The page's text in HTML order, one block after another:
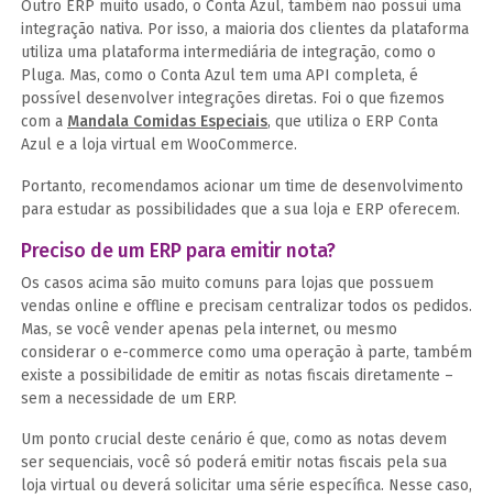
Outro ERP muito usado, o Conta Azul, também não possui uma
integração nativa. Por isso, a maioria dos clientes da plataforma
utiliza uma plataforma intermediária de integração, como o
Pluga. Mas, como o Conta Azul tem uma API completa, é
possível desenvolver integrações diretas. Foi o que fizemos
com a Mandala Comidas Especiais, que utiliza o ERP Conta
Azul e a loja virtual em WooCommerce.
Portanto, recomendamos acionar um time de desenvolvimento
para estudar as possibilidades que a sua loja e ERP oferecem.
Preciso de um ERP para emitir nota?
Os casos acima são muito comuns para lojas que possuem
vendas online e offline e precisam centralizar todos os pedidos.
Mas, se você vender apenas pela internet, ou mesmo
considerar o e-commerce como uma operação à parte, também
existe a possibilidade de emitir as notas fiscais diretamente –
sem a necessidade de um ERP.
Um ponto crucial deste cenário é que, como as notas devem
ser sequenciais, você só poderá emitir notas fiscais pela sua
loja virtual ou deverá solicitar uma série específica. Nesse caso,